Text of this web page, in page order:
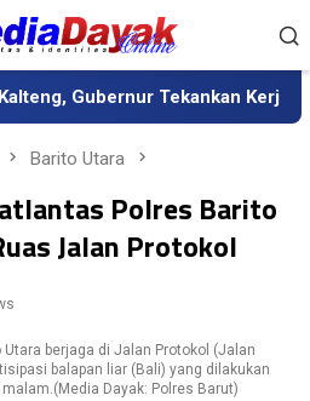
Gubernur Tekankan Kerja
Barito Utara
Polres Barito
Jalan Protokol
berjaga di Jalan Protokol (Jalan
balapan liar (Bali) yang dilakukan
Dayak: Polres Barut)